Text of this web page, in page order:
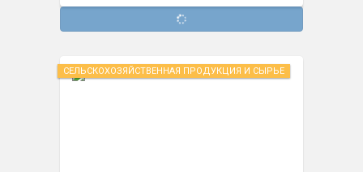
СЕЛЬСКОХОЗЯЙСТВЕННАЯ ПРОДУКЦИЯ И СЫРЬЕ